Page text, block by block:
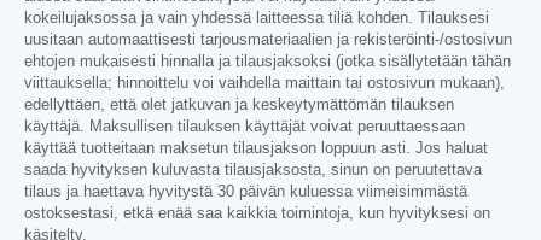
kokeilujaksossa ja vain yhdessä laitteessa tiliä kohden. Tilauksesi
uusitaan automaattisesti tarjousmateriaalien ja rekisteröinti-/ostosivun
ehtojen mukaisesti hinnalla ja tilausjaksoksi (jotka sisällytetään tähän
viittauksella; hinnoittelu voi vaihdella maittain tai ostosivun mukaan),
edellyttäen, että olet jatkuvan ja keskeytymättömän tilauksen
käyttäjä. Maksullisen tilauksen käyttäjät voivat peruuttaessaan
käyttää tuotteitaan maksetun tilausjakson loppuun asti. Jos haluat
saada hyvityksen kuluvasta tilausjaksosta, sinun on peruutettava
tilaus ja haettava hyvitystä 30 päivän kuluessa viimeisimmästä
ostoksestasi, etkä enää saa kaikkia toimintoja, kun hyvityksesi on
käsitelty.